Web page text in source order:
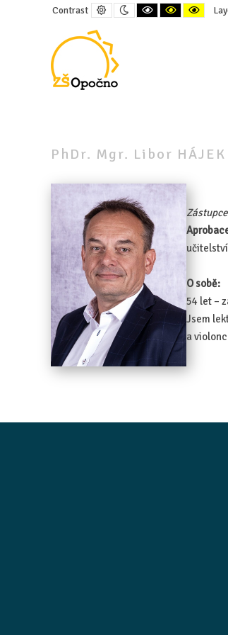
Contrast Default
contrast
Night
contrast
Black
and
Black
and and
PhDr. Mgr. Libor HÁJEK
učitelství
O sobě:
54 let –
Jsem
a